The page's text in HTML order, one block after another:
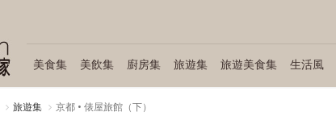
美食集 美飲集 廚房集 旅遊集 旅遊美食集 生活風
旅遊集 京都 • 俵屋旅館（下）